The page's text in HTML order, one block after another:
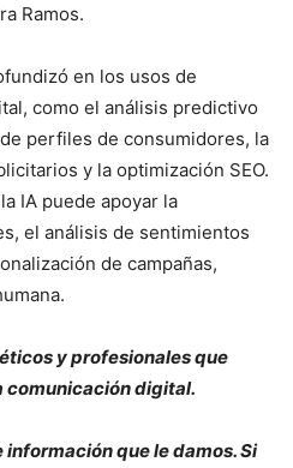
Ramos.
en los usos de
como el análisis predictivo
perfiles de consumidores, la
y la optimización SEO.
IA puede apoyar la
el análisis de sentimientos
de campañas,
y profesionales que
comunicación digital.
que le damos. Si